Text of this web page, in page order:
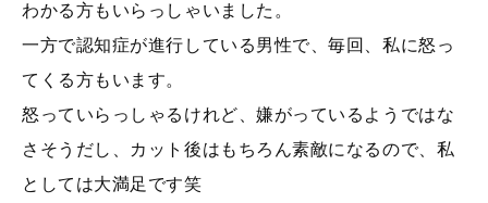
わかる方もいらっしゃいました。
一方で認知症が進行している男性で、毎回、私に怒っ
てくる方もいます。
怒っていらっしゃるけれど、嫌がっているようではな
さそうだし、カット後はもちろん素敵になるので、私
としては大満足です笑